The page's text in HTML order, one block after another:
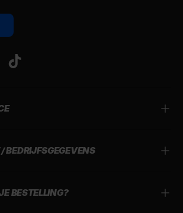
TikTok
BEDRIJFSGEGEVENS
BESTELLING?